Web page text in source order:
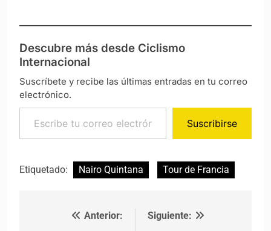
Descubre más desde Ciclismo
Internacional
Suscríbete y recibe las últimas entradas en tu correo
electrónico.
Escribe tu correo electrónico…
Suscribirse
Etiquetado: Nairo Quintana Tour de Francia
Navegación de entradas
Anterior:
Siguiente: